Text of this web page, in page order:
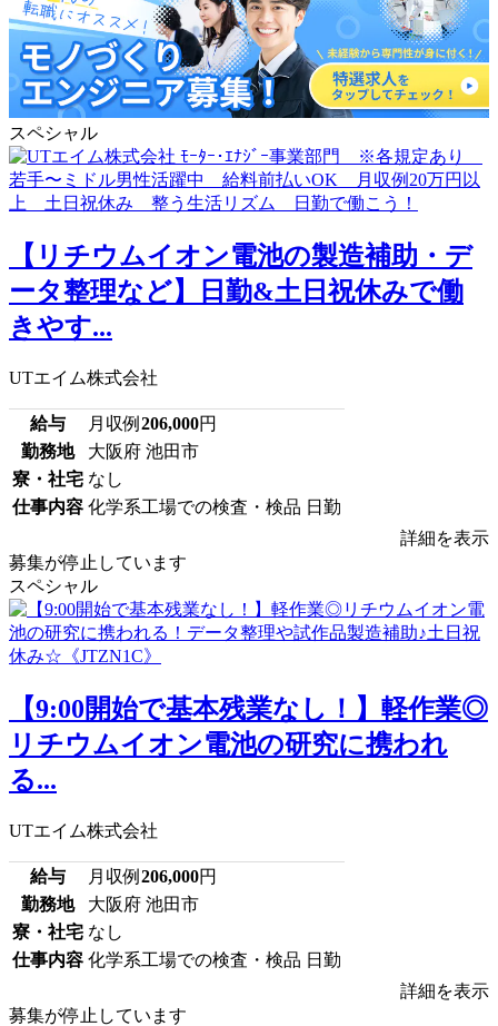
スペシャル
【リチウムイオン電池の製造補助・デ
ータ整理など】日勤&土日祝休みで働
きやす...
UTエイム株式会社
給与 月収例 206,000円
勤務地
大阪府 池田市
寮・社宅 なし
仕事内容 化学系工場での検査・検品 日勤
詳細を表示
募集が停止しています
スペシャル
【9:00開始で基本残業なし！】軽作業◎
リチウムイオン電池の研究に携われ
る...
UTエイム株式会社
給与 月収例 206,000円
勤務地
大阪府 池田市
寮・社宅 なし
仕事内容 化学系工場での検査・検品 日勤
詳細を表示
募集が停止しています